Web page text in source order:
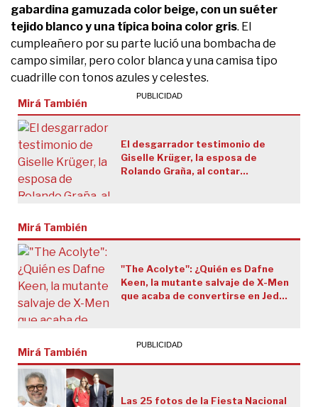
gabardina gamuzada color beige, con un suéter
tejido blanco y una típica boina color gris. El
cumpleañero por su parte lució una bombacha de
campo similar, pero color blanca y una camisa tipo
cuadrille con tonos azules y celestes.
Mirá También
El desgarrador testimonio de
Giselle Krüger, la esposa de
Rolando Graña, al contar
Mirá También
"The Acolyte": ¿Quién es Dafne
Keen, la mutante salvaje de X-Men
que acaba de convertirse en Jedi,
Mirá También
Las 25 fotos de la Fiesta Nacional